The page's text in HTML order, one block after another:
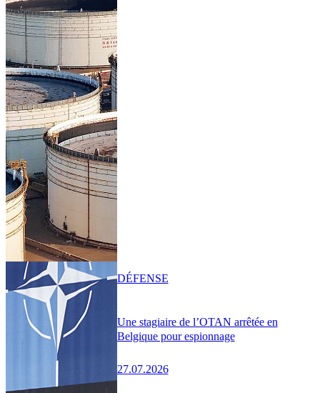
Une stagiaire de l’OTAN arrêtée en
Belgique pour espionnage
27.07.2026
DÉFENSE